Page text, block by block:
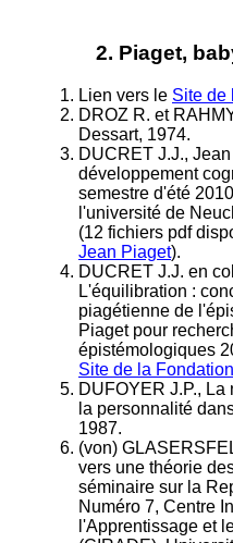
2. Piaget,
Lien vers le Site de
DROZ R. et
Dessart, 1974.
DUCRET J.J.,
développement
semestre d'été
l'université de
(12 fichiers pdf
Jean Piaget).
DUCRET J.J. en
L'équilibration :
piagétienne de
Piaget pour
épistémologiques
Site de la
DUFOYER J.P.,
la personnalité
1987.
(von)
vers une théorie
séminaire sur la
Numéro 7, Centre
l'Apprentissage et